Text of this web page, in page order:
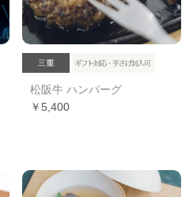
松阪牛 ハンバーグ
￥5,400